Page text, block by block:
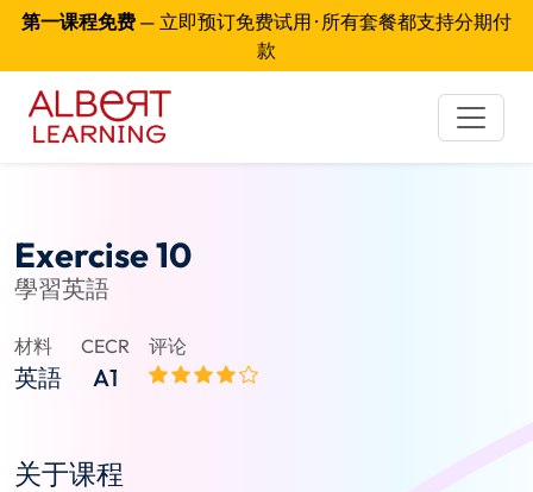
第一课程免费 — 立即预订免费试用 · 所有套餐都支持分期付
款
Exercise 10
學習英語
材料
英語
CECR
A1
评论
关于课程